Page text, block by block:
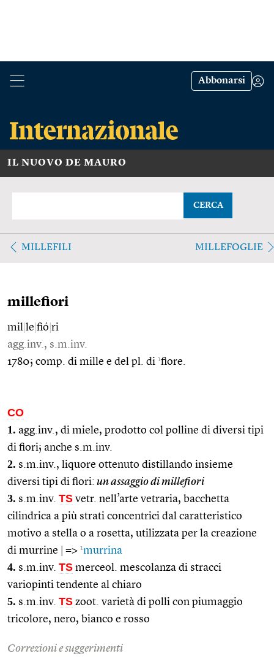
Abbonarsi
IL NUOVO DE MAURO
CERCA
MILLEFILI MILLEFOGLIE
millefiori
mil le fió ri
agg.inv., s.m.inv.
1780; comp. di mille e del pl. di 1fiore.
CO
1. agg.inv., di miele, prodotto col polline di diversi tipi
di fiori; anche s.m.inv.
2. s.m.inv., liquore ottenuto distillando insieme
diversi tipi di fiori: un assaggio di millefiori
3. s.m.inv. TS vetr. nell’arte vetraria, bacchetta
cilindrica a più strati concentrici dal caratteristico
motivo a stella o a rosetta, utilizzata per la creazione
di murrine
=> 1murrina
4. s.m.inv. TS merceol. mescolanza di stracci
variopinti tendente al chiaro
5. s.m.inv. TS zoot. varietà di polli con piumaggio
tricolore, nero, bianco e rosso
Correzioni e suggerimenti